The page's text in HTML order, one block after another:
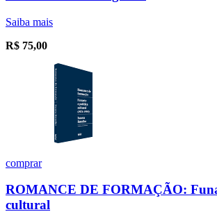
Saiba mais
R$ 75,00
comprar
ROMANCE DE FORMAÇÃO:
cultural